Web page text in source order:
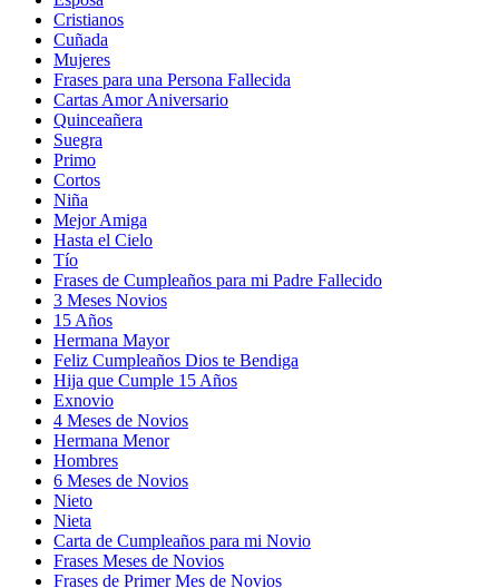
Cristianos
Cuñada
Mujeres
Frases para una Persona Fallecida
Cartas Amor Aniversario
Quinceañera
Suegra
Primo
Cortos
Niña
Mejor Amiga
Hasta el Cielo
Tío
Frases de Cumpleaños para mi Padre Fallecido
3 Meses Novios
15 Años
Hermana Mayor
Feliz Cumpleaños Dios te Bendiga
Hija que Cumple 15 Años
Exnovio
4 Meses de Novios
Hermana Menor
Hombres
6 Meses de Novios
Nieto
Nieta
Carta de Cumpleaños para mi Novio
Frases Meses de Novios
Frases de Primer Mes de Novios